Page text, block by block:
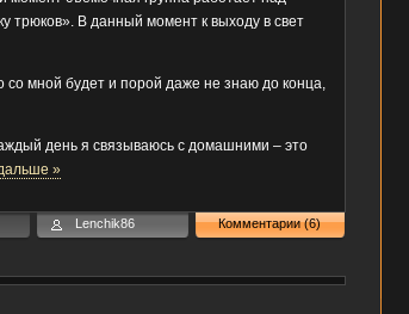
трюков». В данный момент к выходу в свет
мной будет и порой даже не знаю до конца,
день я связываюсь с домашними – это
»
Комментарии (6)
Lenchik86